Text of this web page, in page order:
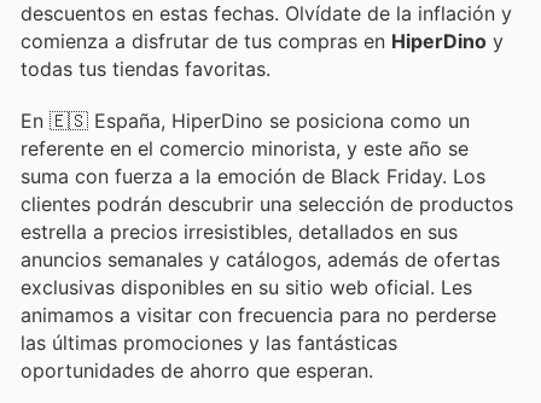
descuentos en estas fechas. Olvídate de la inflación y
comienza a disfrutar de tus compras en HiperDino y
todas tus tiendas favoritas.
En 🇪🇸 España, HiperDino se posiciona como un
referente en el comercio minorista, y este año se
suma con fuerza a la emoción de Black Friday. Los
clientes podrán descubrir una selección de productos
estrella a precios irresistibles, detallados en sus
anuncios semanales y catálogos, además de ofertas
exclusivas disponibles en su sitio web oficial. Les
animamos a visitar con frecuencia para no perderse
las últimas promociones y las fantásticas
oportunidades de ahorro que esperan.